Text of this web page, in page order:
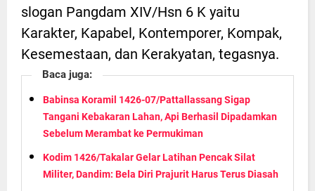
slogan Pangdam XIV/Hsn 6 K yaitu
Karakter, Kapabel, Kontemporer, Kompak,
Kesemestaan, dan Kerakyatan, tegasnya.
Baca juga:
Babinsa Koramil 1426-07/Pattallassang Sigap
Tangani Kebakaran Lahan, Api Berhasil Dipadamkan
Sebelum Merambat ke Permukiman
Kodim 1426/Takalar Gelar Latihan Pencak Silat
Militer, Dandim: Bela Diri Prajurit Harus Terus Diasah